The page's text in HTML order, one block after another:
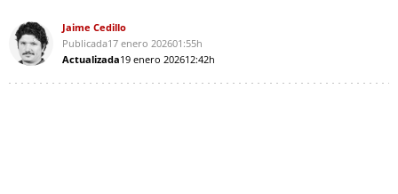
Jaime Cedillo
Publicada17 enero 202601:55h
Actualizada19 enero 202612:42h